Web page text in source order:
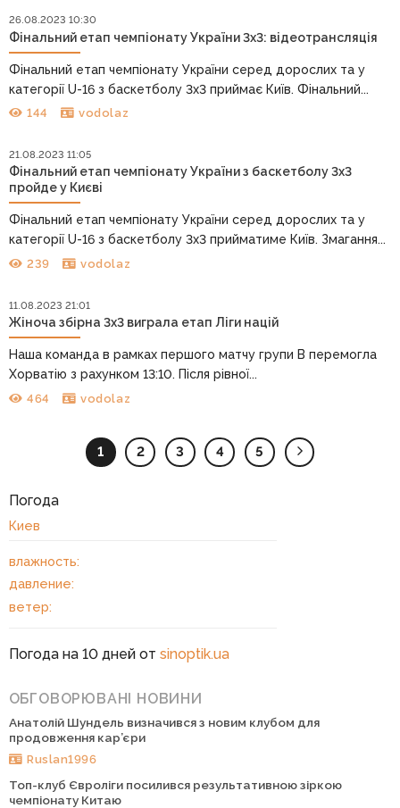
26.08.2023 10:30
Фінальний етап чемпіонату України 3х3: відеотрансляція
Фінальний етап чемпіонату України серед дорослих та у
категорії U-16 з баскетболу 3х3 приймає Київ. Фінальний...
144 vodolaz
21.08.2023 11:05
Фінальний етап чемпіонату України з баскетболу 3х3
пройде у Києві
Фінальний етап чемпіонату України серед дорослих та у
категорії U-16 з баскетболу 3х3 прийматиме Київ. Змагання...
239 vodolaz
11.08.2023 21:01
Жіноча збірна 3х3 виграла етап Ліги націй
Наша команда в рамках першого матчу групи В перемогла
Хорватію з рахунком 13:10. Після рівної...
464 vodolaz
1 2 3 4 5
Погода
Киев
влажность:
давление:
ветер:
Погода на 10 дней от sinoptik.ua
ОБГОВОРЮВАНІ НОВИНИ
Анатолій Шундель визначився з новим клубом для
продовження кар’єри
Ruslan1996
Топ-клуб Євроліги посилився результативною зіркою
чемпіонату Китаю